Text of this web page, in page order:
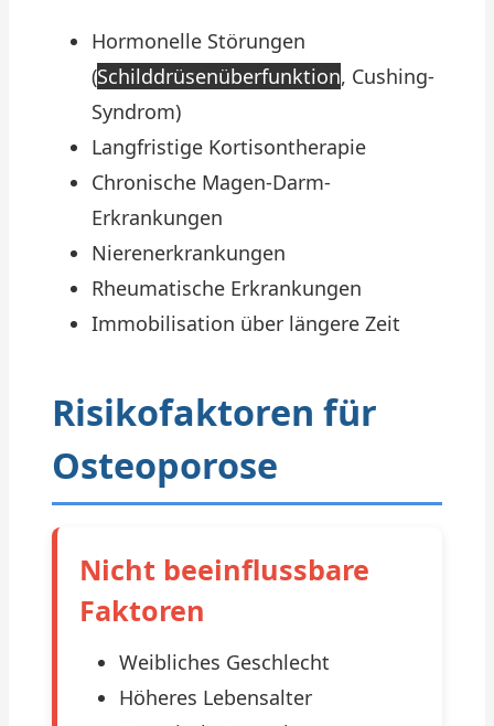
Hormonelle Störungen
(Schilddrüsenüberfunktion, Cushing-
Syndrom)
Langfristige Kortisontherapie
Chronische Magen-Darm-
Erkrankungen
Nierenerkrankungen
Rheumatische Erkrankungen
Immobilisation über längere Zeit
Risikofaktoren für
Osteoporose
Nicht beeinflussbare
Faktoren
Weibliches Geschlecht
Höheres Lebensalter